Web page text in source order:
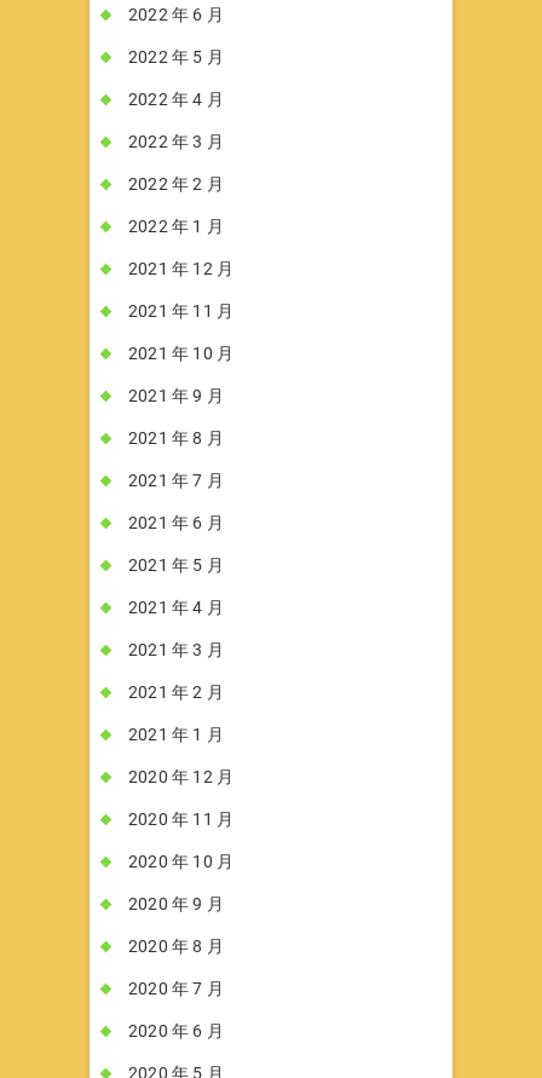
2022 年 6 月
2022 年 5 月
2022 年 4 月
2022 年 3 月
2022 年 2 月
2022 年 1 月
2021 年 12 月
2021 年 11 月
2021 年 10 月
2021 年 9 月
2021 年 8 月
2021 年 7 月
2021 年 6 月
2021 年 5 月
2021 年 4 月
2021 年 3 月
2021 年 2 月
2021 年 1 月
2020 年 12 月
2020 年 11 月
2020 年 10 月
2020 年 9 月
2020 年 8 月
2020 年 7 月
2020 年 6 月
2020 年 5 月